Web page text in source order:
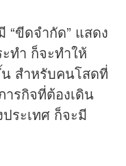
“ขีดจำกัด” แสดง
ทำ ก็จะทำให้
สำหรับคนโสดที่
ารกิจที่ต้องเดิน
ระเทศ ก็จะมี